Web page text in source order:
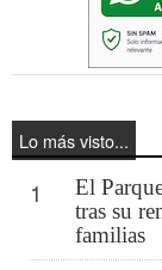
Lo más visto...
1
El
tras su
familias